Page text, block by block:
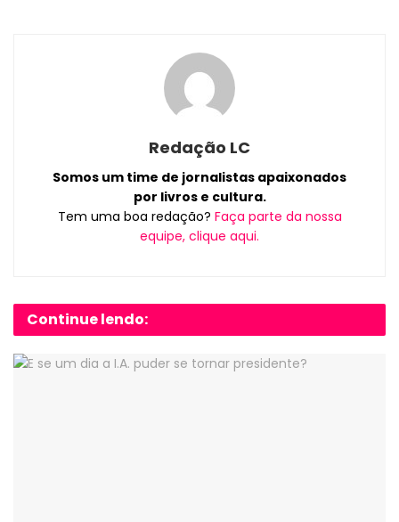
Redação LC
Somos um time de jornalistas apaixonados
por livros e cultura.
Tem uma boa redação? Faça parte da nossa
equipe, clique aqui.
Continue lendo: